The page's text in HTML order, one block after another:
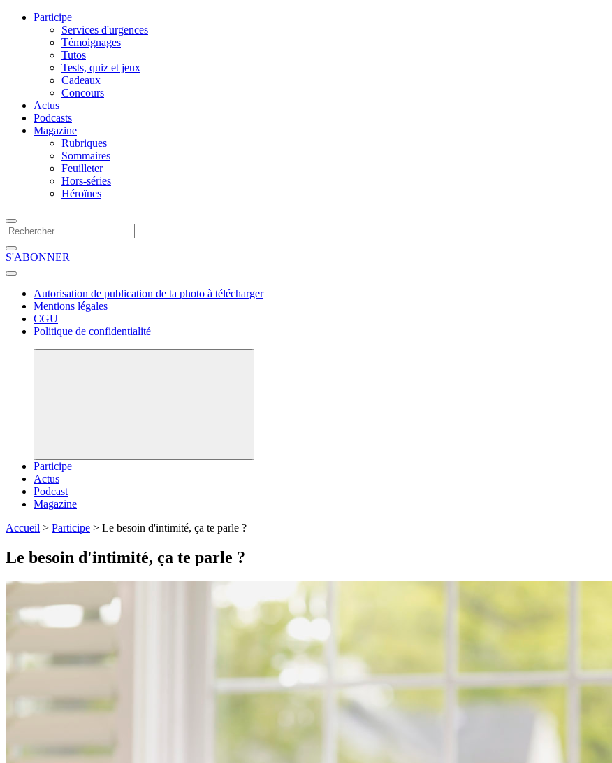
Participe
Services d'urgences
Témoignages
Tutos
Tests, quiz et jeux
Cadeaux
Concours
Actus
Podcasts
Magazine
Rubriques
Sommaires
Feuilleter
Hors-séries
Héroïnes
S'ABONNER
Autorisation de publication de ta photo à télécharger
Mentions légales
CGU
Politique de confidentialité
Participe
Actus
Podcast
Magazine
Accueil > Participe > Le besoin d'intimité, ça te parle ?
Le besoin d'intimité, ça te parle ?